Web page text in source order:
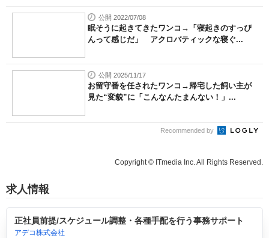
公開 2022/07/08
眠そうに起きてきたワンコ→「寝起きのすっぴ
んって感じだ」 アクロバティックな寝ぐ...
公開 2025/11/17
お留守番を任されたワンコ→帰宅した飼い主が
見た“変貌”に「こんなんたまんない！」...
Recommended by
Copyright © ITmedia Inc. All Rights Reserved.
求人情報
正社員前提/スケジュール調整・各種手配を行う事務サポート
アデコ株式会社